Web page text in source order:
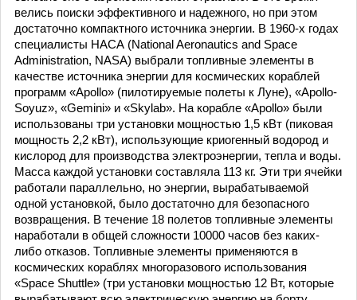
велись поиски эффективного и надежного, но при этом
достаточно компактного источника энергии. В 1960-х годах
специалисты НАСА (National Aeronautics and Space
Administration, NASA) выбрали топливные элементы в
качестве источника энергии для космических кораблей
программ «Apollo» (пилотируемые полеты к Луне), «Apollo-
Soyuz», «Gemini» и «Skylab». На корабле «Apollo» были
использованы три установки мощностью 1,5 кВт (пиковая
мощность 2,2 кВт), использующие криогенный водород и
кислород для производства электроэнергии, тепла и воды.
Масса каждой установки составляла 113 кг. Эти три ячейки
работали параллельно, но энергии, вырабатываемой
одной установкой, было достаточно для безопасного
возвращения. В течение 18 полетов топливные элементы
наработали в общей сложности 10000 часов без каких-
либо отказов. Топливные элементы применяются в
космических кораблях многоразового использования
«Space Shuttle» (три установки мощностью 12 Вт, которые